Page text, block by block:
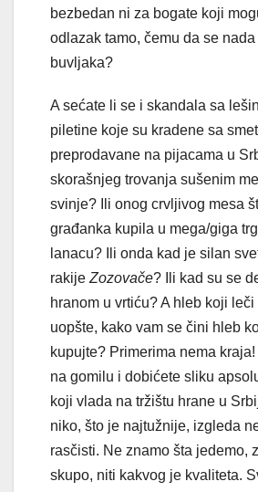
bezbedan ni za bogate koji
odlazak tamo, čemu da se
buvljaka?
A sećate li se i skandala sa
piletine koje su kradene sa
preprodavane na pijacama u
skorašnjeg trovanja sušenim
svinje? Ili onog crvljivog mesa
građanka kupila u mega/giga
lanacu? Ili onda kad je silan
rakije Zozovače? Ili kad su se
hranom u vrtiću? A hleb koji
uopšte, kako vam se čini hleb
kupujte? Primerima nema
na gomilu i dobićete sliku
koji vlada na tržištu hrane u
niko, što je najtužnije, izgleda
rasčisti. Ne znamo šta jedemo,
skupo, niti kakvog je kvaliteta.